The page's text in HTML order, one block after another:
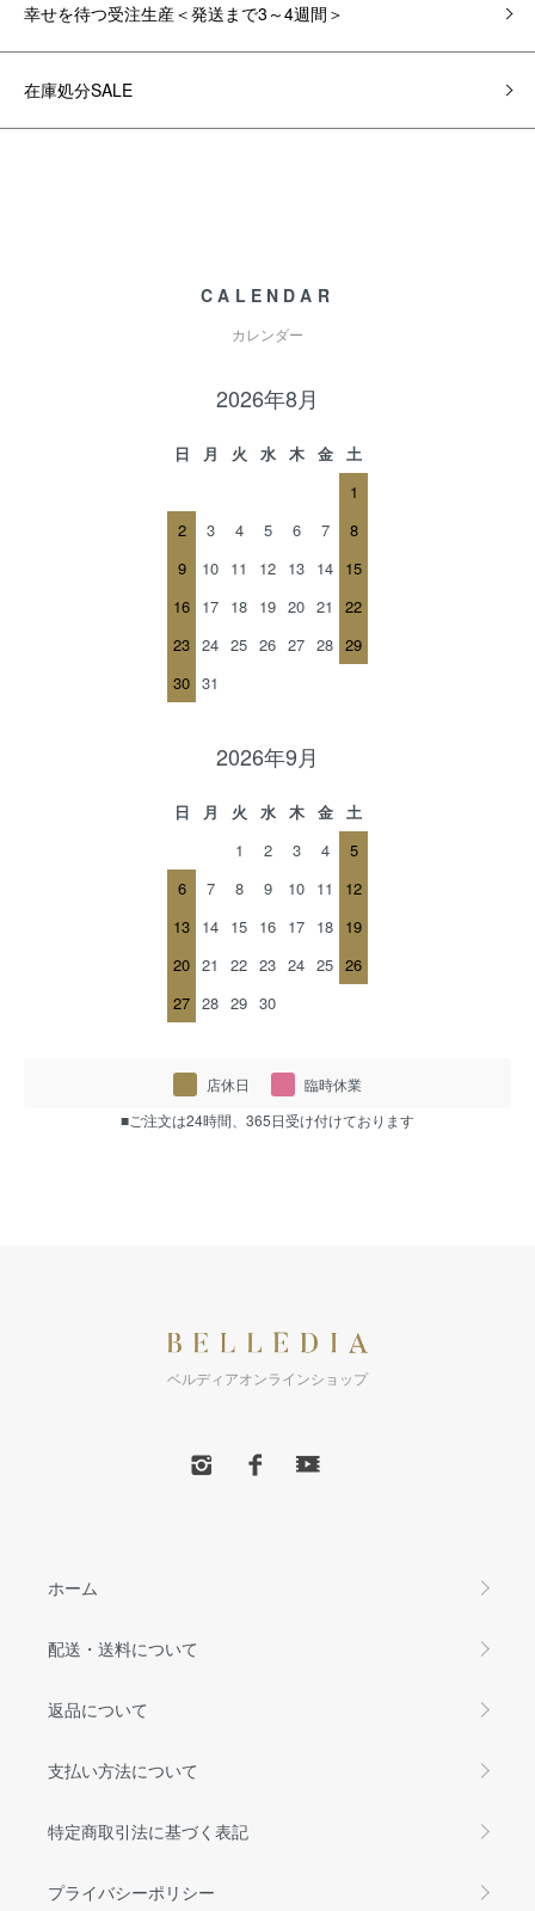
幸せを待つ受注生産＜発送まで3～4週間＞
在庫処分SALE
CALENDAR
カレンダー
2026年8月
日 月 火 水 木 金
土
1
2
3 4 5 6 7
8
9
10 11 12 13 14 15
16 17 18 19 20 21
22
23 24 25 26 27 28 29
30 31
2026年9月
日 月 火 水 木 金
土
1
2 3 4
5
6
7 8 9 10 11
12
13 14 15 16 17 18 19
20 21 22 23 24 25 26
27 28 29 30
店休日
臨時休業
■ご注文は24時間、365日受け付けております
ベルディアオンラインショップ
ホーム
配送・送料について
返品について
支払い方法について
特定商取引法に基づく表記
プライバシーポリシー